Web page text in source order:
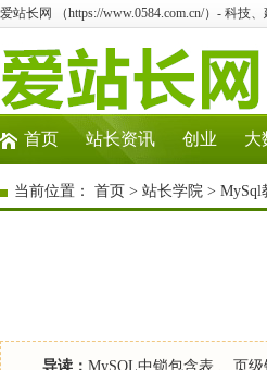
爱站长网 （https://www.0584.com.cn/）- 科技
首页 站长资讯 创业 大
当前位置： 首页 > 站长学院 > MySql
导读： MySQL中锁包含表 、页